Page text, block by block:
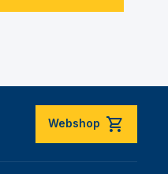
Webshop